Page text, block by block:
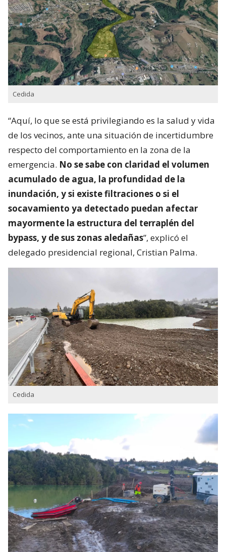
Cedida
“Aquí, lo que se está privilegiando es la salud y vida
de los vecinos, ante una situación de incertidumbre
respecto del comportamiento en la zona de la
emergencia. No se sabe con claridad el volumen
acumulado de agua, la profundidad de la
inundación, y si existe filtraciones o si el
socavamiento ya detectado puedan afectar
mayormente la estructura del terraplén del
bypass, y de sus zonas aledañas”, explicó el
delegado presidencial regional, Cristian Palma.
Cedida